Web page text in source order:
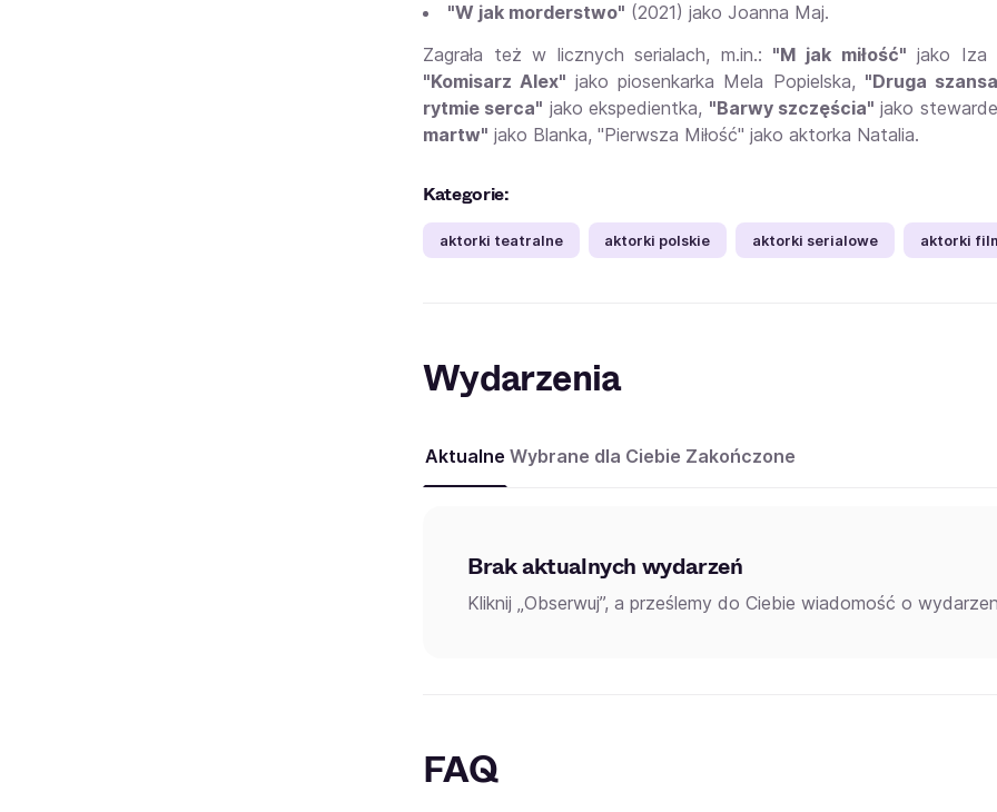
"W jak morderstwo" (2021) jako Joanna Maj.
Zagrała też w licznych serialach, m.in.: "M jak miłość" jako Iza
"Komisarz Alex" jako piosenkarka Mela Popielska, "Druga
rytmie serca" jako ekspedientka, "Barwy szczęścia" jako
martw" jako Blanka, "Pierwsza Miłość" jako aktorka Natalia.
Kategorie:
aktorki teatralne aktorki polskie aktorki serialowe aktorki
Wydarzenia
Aktualne Wybrane dla Ciebie Zakończone
Brak aktualnych wydarzeń
Kliknij „Obserwuj”, a prześlemy do Ciebie wiadomość o
FAQ